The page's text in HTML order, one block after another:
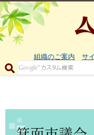
組織のご案内 サ